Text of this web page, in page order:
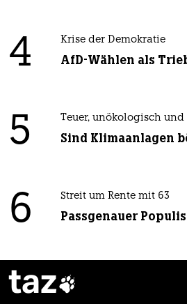
4 Krise der Demokratie
AfD-Wählen als
5 Teuer, unökologisch
Sind Klimaanlagen
6 Streit um Rente mit 63
Passgenauer
taz